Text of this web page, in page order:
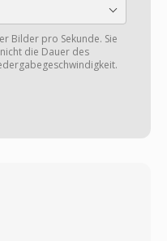
Bilder pro Sekunde. Sie
die Dauer des